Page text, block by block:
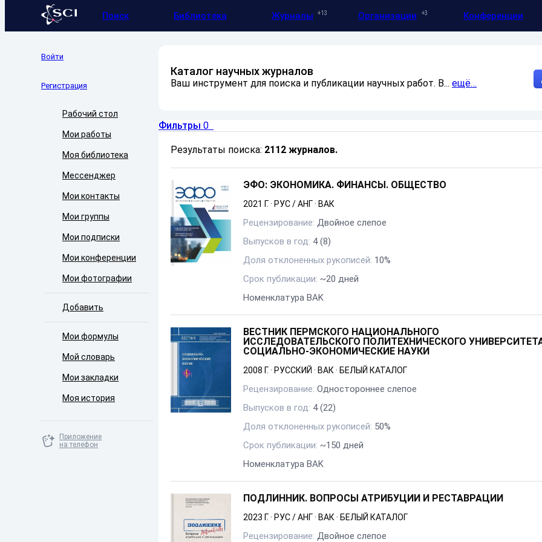
Поиск Библиотека Журналы 13 Организации 3 Конференции
Войти
Регистрация
Рабочий стол
Мои работы
Моя библиотека
Мессенджер
Мои контакты
Мои группы
Мои подписки
Мои конференции
Мои фотографии
Добавить
Мои формулы
Мой словарь
Мои закладки
Моя история
Приложение
на телефон
Каталог научных журналов
Ваш инструмент для поиска и публикации научных работ. В... ещё…
Фильтры 0
Результаты поиска: 2112 журналов.
ЭФО: ЭКОНОМИКА. ФИНАНСЫ. ОБЩЕСТВО
2021 Г.· РУС / АНГ· ВАК
Рецензирование: Двойное слепое
Выпусков в год: 4(8)
Доля отклоненных рукописей: 10%
Срок публикации: ~20 дней
Номенклатура BAK
ВЕСТНИК ПЕРМСКОГО НАЦИОНАЛЬНОГО
ИССЛЕДОВАТЕЛЬСКОГО ПОЛИТЕХНИЧЕСКОГО
СОЦИАЛЬНО-ЭКОНОМИЧЕСКИЕ НАУКИ
2008 Г.· РУССКИЙ · ВАК · БЕЛЫЙ КАТАЛОГ
Рецензирование: Одностороннее слепое
Выпусков в год: 4(22)
Доля отклоненных рукописей: 50%
Срок публикации: ~150 дней
Номенклатура BAK
ПОДЛИННИК. ВОПРОСЫ АТРИБУЦИИ И РЕСТАВРАЦИИ
2023 Г.· РУС / АНГ· ВАК · БЕЛЫЙ КАТАЛОГ
Рецензирование: Двойное слепое